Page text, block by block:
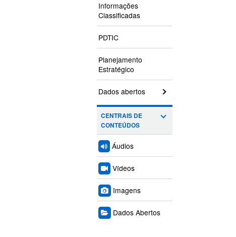
Informações
Classificadas
PDTIC
Planejamento
Estratégico
Dados abertos
CENTRAIS DE
CONTEÚDOS
Áudios
Vídeos
Imagens
Dados Abertos